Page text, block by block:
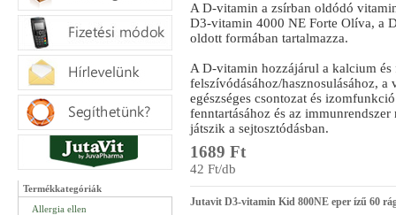
Termékkategóriák
Allergia ellen
A D-vitamin a zsírban oldódó
D3-vitamin 4000 NE Forte Olíva, a
oldott formában tartalmazza.
A D-vitamin hozzájárul a kalcium
felszívódásához/hasznosulásához,
egészséges csontozat és
fenntartásához és az
játszik a sejtosztódásban.
1689 Ft
42 Ft/db
Jutavit D3-vitamin Kid 800NE eper ízű 60